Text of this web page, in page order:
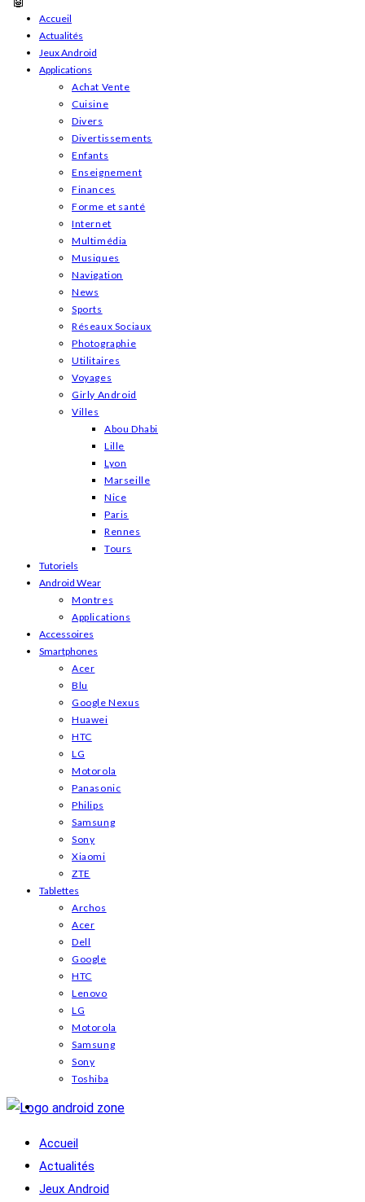
Skip
content
Accueil
Actualités
Jeux Android
Applications
Achat Vente
Cuisine
Divers
Divertissements
Enfants
Enseignement
Finances
Forme et santé
Internet
Multimédia
Musiques
Navigation
News
Sports
Réseaux Sociaux
Photographie
Utilitaires
Voyages
Girly Android
Villes
Abou Dhabi
Lille
Lyon
Marseille
Nice
Paris
Rennes
Tours
Tutoriels
Android Wear
Montres
Applications
Accessoires
Smartphones
Acer
Blu
Google Nexus
Huawei
HTC
LG
Motorola
Panasonic
Philips
Samsung
Sony
Xiaomi
ZTE
Tablettes
Archos
Acer
Dell
Google
HTC
Lenovo
LG
Motorola
Samsung
Sony
Toshiba
Accueil
Actualités
Jeux Android